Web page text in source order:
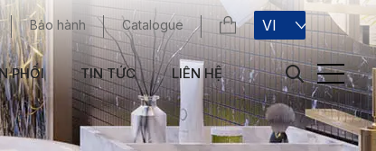
Bảo hành Catalogue VI
PHỐI TIN TỨC LIÊN HỆ